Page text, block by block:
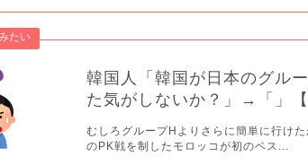
韓国人「韓国が日本のグル
た気がしないか？」→「」【
むしろグループHよりさらに簡単に行け
のPK戦を制したモロッコが初のベス...